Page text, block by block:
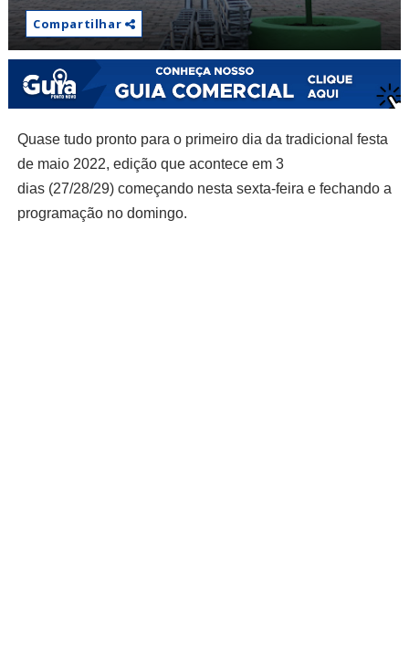
Compartilhar
Quase tudo pronto para o primeiro dia da tradicional festa
de maio 2022, edição que acontece em 3
dias (27/28/29) começando nesta sexta-feira e fechando a
programação no domingo.